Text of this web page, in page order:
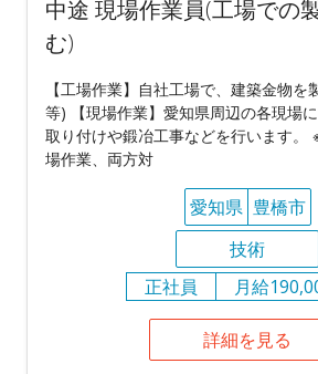
中途 現場作業員(工場での
む)
【工場作業】自社工場で、建築金物を
等) 【現場作業】愛知県周辺の各現場
取り付けや鍛冶工事などを行います。
場作業、両方対
愛知県 豊橋市
技術
正社員
月給
詳細を見る